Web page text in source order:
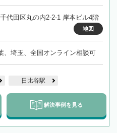
代田区丸の内2-2-1 岸本ビル4階
地図
、埼玉、全国オンライン相談可
日比谷駅
解決事例を見る